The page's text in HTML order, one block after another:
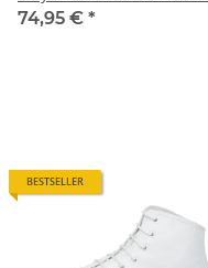
74,95 € *
BESTSELLER